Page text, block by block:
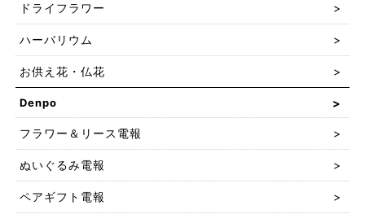
ドライフラワー
ハーバリウム
お供え花・仏花
Denpo
フラワー＆リース電報
ぬいぐるみ電報
ペアギフト電報